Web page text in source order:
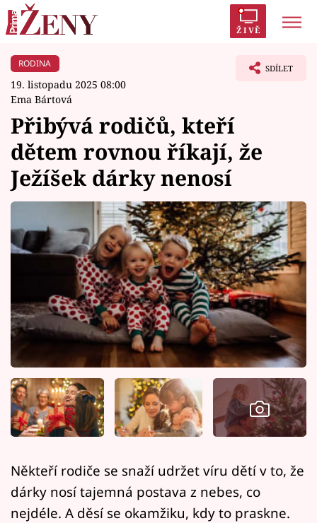
ŽIVĚ
Trendy:
AYTO?
Módní alarm
Zrádci
Témata
Celebrity
Vztahy
Horoskopy
Sledujte prima+
Filmový festival Karlovy Vary
Pořady
Přihlášení
RODINA
19. listopadu 2025 08:00
Ema Bártová
SDÍLET
Přibývá rodičů, kteří
dětem rovnou říkají, že
Ježíšek dárky nenosí
Někteří rodiče se snaží udržet víru dětí v to, že
dárky nosí tajemná postava z nebes, co
nejdéle. A děsí se okamžiku, kdy to praskne.